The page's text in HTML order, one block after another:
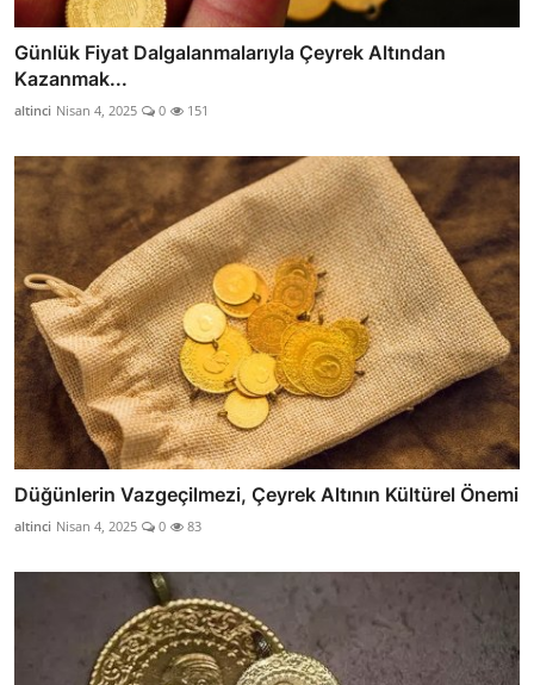
Günlük Fiyat Dalgalanmalarıyla Çeyrek Altından
Kazanmak...
altinci Nisan 4, 2025 0 151
Düğünlerin Vazgeçilmezi, Çeyrek Altının Kültürel Önemi
altinci Nisan 4, 2025 0 83